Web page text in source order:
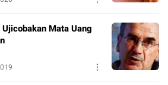
Mata Uang